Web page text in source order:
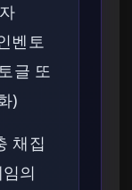
벤토
글 또
)
채집
의